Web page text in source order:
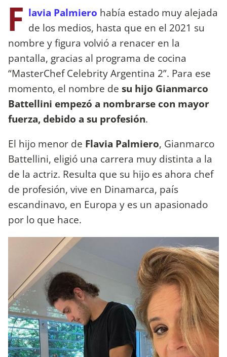
F lavia Palmiero había estado muy alejada
de los medios, hasta que en el 2021 su
nombre y figura volvió a renacer en la
pantalla, gracias al programa de cocina
“MasterChef Celebrity Argentina 2”. Para ese
momento, el nombre de su hijo Gianmarco
Battellini empezó a nombrarse con mayor
fuerza, debido a su profesión.
El hijo menor de Flavia Palmiero, Gianmarco
Battellini, eligió una carrera muy distinta a la
de la actriz. Resulta que su hijo es ahora chef
de profesión, vive en Dinamarca, país
escandinavo, en Europa y es un apasionado
por lo que hace.